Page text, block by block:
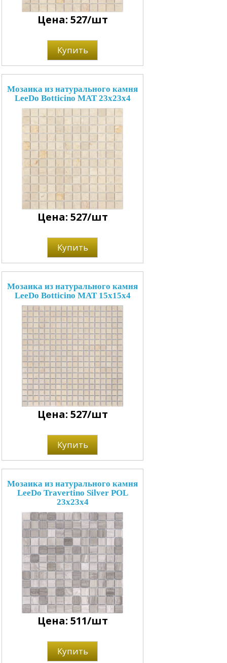
Цена: 527/шт
Купить
Мозаика из натурального камня
LeeDo Botticino MAT 23x23x4
Цена: 527/шт
Купить
Мозаика из натурального камня
LeeDo Botticino MAT 15x15x4
Цена: 527/шт
Купить
Мозаика из натурального камня
LeeDo Travertino Silver POL
23x23x4
Цена: 511/шт
Купить